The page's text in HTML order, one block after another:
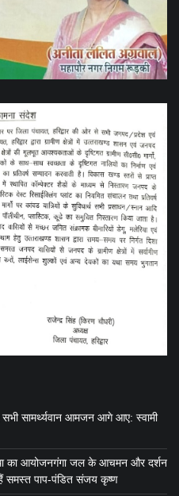
सभी सामर्थ्यवान आमजन आगे आए: स्वामी
का आयोजनगंगा जल के आचमन और दर्शन
हैं समस्त पाप-पंडित संजय कृष्ण